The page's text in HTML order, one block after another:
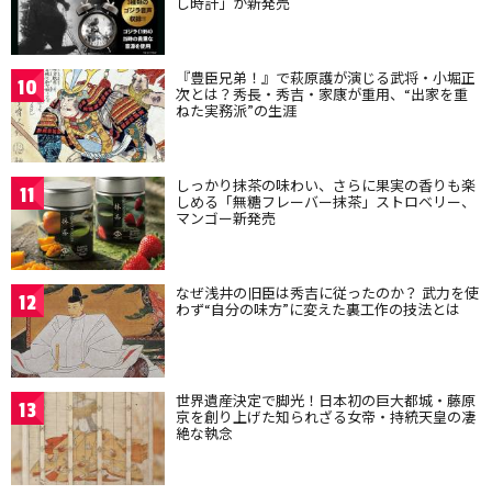
10 『豊臣兄弟！』で萩原護が演じる武将・小堀正
次とは？秀長・秀吉・家康が重用、“出家を重
ねた実務派”の生涯
11 しっかり抹茶の味わい、さらに果実の香りも楽
しめる「無糖フレーバー抹茶」ストロベリー、
マンゴー新発売
12 なぜ浅井の旧臣は秀吉に従ったのか？ 武力を使
わず“自分の味方”に変えた裏工作の技法とは
13 世界遺産決定で脚光！日本初の巨大都城・藤原
京を創り上げた知られざる女帝・持統天皇の凄
絶な執念